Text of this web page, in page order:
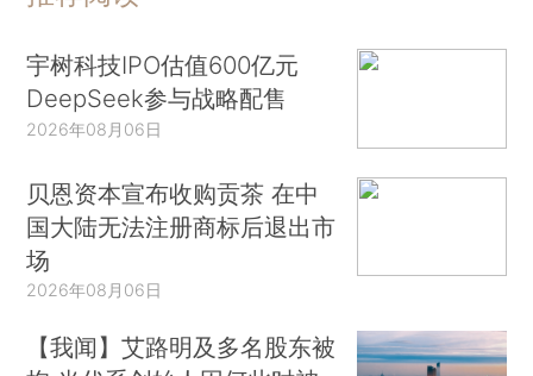
宇树科技IPO估值600亿元
DeepSeek参与战略配售
2026年08月06日
贝恩资本宣布收购贡茶 在中
国大陆无法注册商标后退出市
场
2026年08月06日
【我闻】艾路明及多名股东被